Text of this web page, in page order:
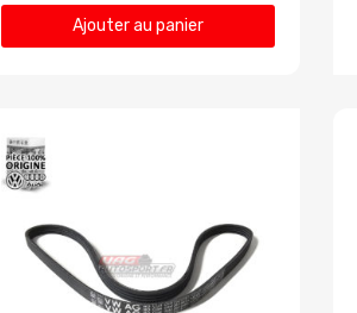
Ajouter au panier